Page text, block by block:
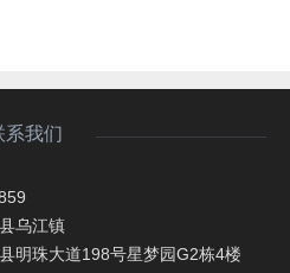
系我们
乌江镇
明珠大道198号星梦园G2栋4楼